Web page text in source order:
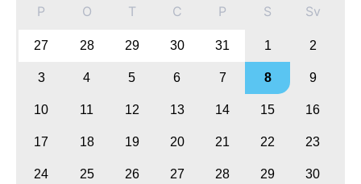
P O T C P S Sv
27 28 29 30 31 1 2
3 4 5 6 7 8 9
10 11 12 13 14 15 16
17 18 19 20 21 22 23
24 25 26 27 28 29 30